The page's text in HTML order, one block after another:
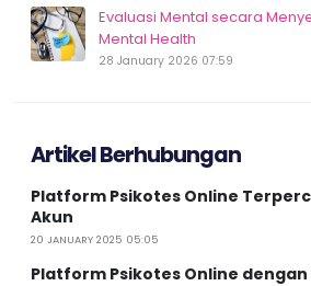
Evaluasi Mental secara
Mental Health
28 January 2026 07:59
Artikel Berhubungan
Platform Psikotes Online
Akun
20 JANUARY 2025 05:05
Platform Psikotes Online